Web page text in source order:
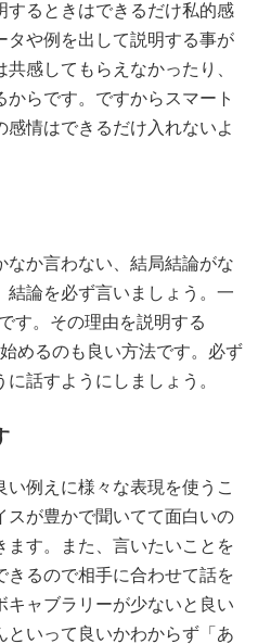
するときはできるだけ私的感
タや例を出して説明する事が
感してもらえなかったり、
らです。ですからスマート
情はできるだけ入れないよ
なか言わない、結局結論がな
結論を必ず言いましょう。一
す。その理由を説明する
めるのも良い方法です。必ず
話すようにしましょう。
例えに様々な表現を使うこ
スが豊かで聞いてて面白いの
ます。また、言いたいことを
きるので相手に合わせて話を
キャブラリーが少ないと良い
といって良いかわからず「あ